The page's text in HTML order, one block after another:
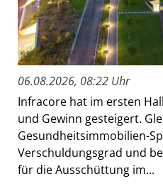
06.08.2026, 08:22 Uhr
Infracore hat im ersten
und Gewinn gesteigert.
Gesundheitsimmobilien-
Verschuldungsgrad und
für die Ausschüttung im...